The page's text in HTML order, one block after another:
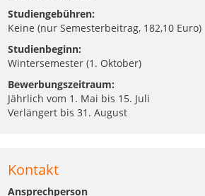
Studiengebühren:
Keine (nur Semesterbeitrag, 182,10 Euro)
Studienbeginn:
Wintersemester (1. Oktober)
Bewerbungszeitraum:
Jährlich vom 1. Mai bis 15. Juli
Verlängert bis 31. August
Kontakt
Ansprechperson